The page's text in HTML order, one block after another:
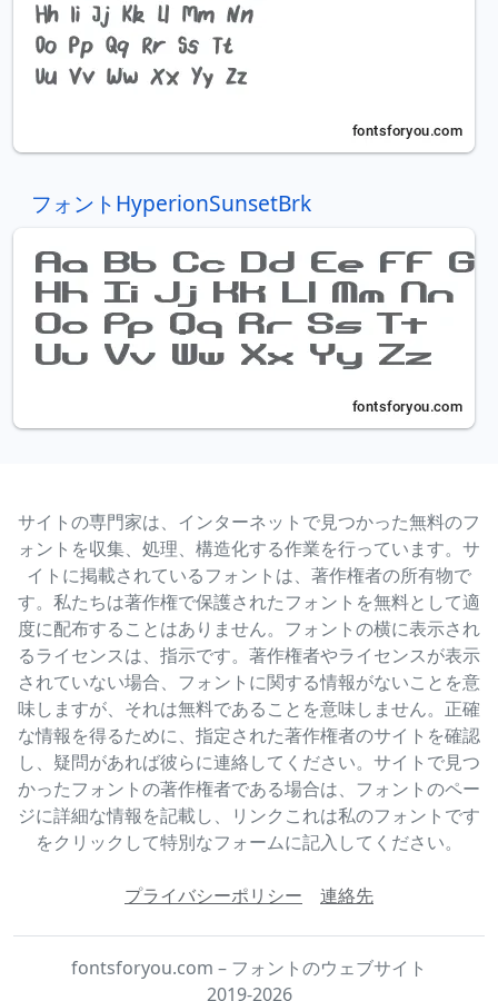
フォントHyperionSunsetBrk
サイトの専門家は、インターネットで見つかった無料のフ
ォントを収集、処理、構造化する作業を行っています。サ
イトに掲載されているフォントは、著作権者の所有物で
す。私たちは著作権で保護されたフォントを無料として適
度に配布することはありません。フォントの横に表示され
るライセンスは、指示です。著作権者やライセンスが表示
されていない場合、フォントに関する情報がないことを意
味しますが、それは無料であることを意味しません。正確
な情報を得るために、指定された著作権者のサイトを確認
し、疑問があれば彼らに連絡してください。サイトで見つ
かったフォントの著作権者である場合は、フォントのペー
ジに詳細な情報を記載し、リンクこれは私のフォントです
をクリックして特別なフォームに記入してください。
プライバシーポリシー 連絡先
fontsforyou.com – フォントのウェブサイト
2019-2026